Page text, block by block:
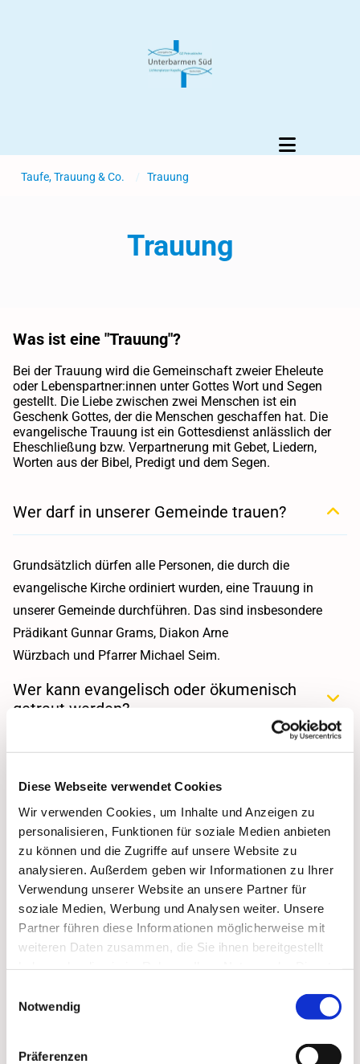
Diese Webseite verwendet Cookies
Wir verwenden Cookies, um Inhalte und Anzeigen zu
personalisieren, Funktionen für soziale Medien anbieten
zu können und die Zugriffe auf unsere Website zu
analysieren. Außerdem geben wir Informationen zu Ihrer
Verwendung unserer Website an unsere Partner für
soziale Medien, Werbung und Analysen weiter. Unsere
Partner führen diese Informationen möglicherweise mit
weiteren Daten zusammen, die Sie ihnen bereitgestellt
Notwendig
Präferenzen
Taufe, Trauung & Co. / Trauung
Trauung
Was ist eine "Trauung"?
Bei der Trauung wird die Gemeinschaft zweier Eheleute
oder Lebenspartner:innen unter Gottes Wort und Segen
gestellt. Die Liebe zwischen zwei Menschen ist ein
Geschenk Gottes, der die Menschen geschaffen hat. Die
evangelische Trauung ist ein Gottesdienst anlässlich der
Eheschließung bzw. Verpartnerung mit Gebet, Liedern,
Worten aus der Bibel, Predigt und dem Segen.
Wer darf in unserer Gemeinde trauen?
Grundsätzlich dürfen alle Personen, die durch die
evangelische Kirche ordiniert wurden, eine Trauung in
unserer Gemeinde durchführen. Das sind insbesondere
Prädikant Gunnar Grams, Diakon Arne
Würzbach und Pfarrer Michael Seim.
Wer kann evangelisch oder ökumenisch
getraut werden?
Wo werden Traugottesdienste gehalten?
Wie kann sich das Brautpaar, können sich
Trauzeugen und Familien an der Trauung
beteiligen?
Wie wird die Trauung durchgeführt?